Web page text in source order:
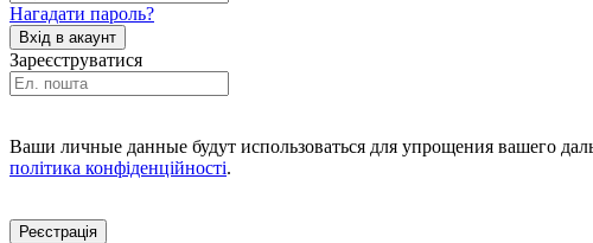
Нагадати пароль?
Зареєструватися
Ваши личные данные будут использоваться для упрощения вашего
політика конфіденційності.